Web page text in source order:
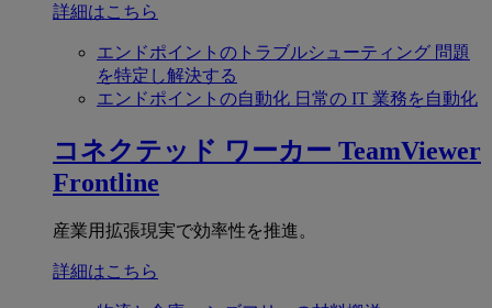
詳細はこちら
エンドポイントのトラブルシューティング 問題
を特定し解決する
エンドポイントの自動化 日常の IT 業務を自動化
コネクテッド ワーカー TeamViewer
Frontline
産業用拡張現実で効率性を推進。
詳細はこちら